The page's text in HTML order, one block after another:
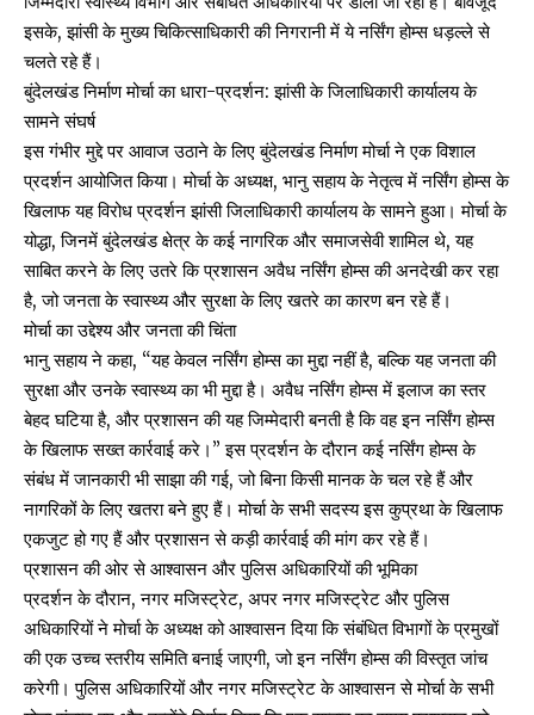
इसके, झांसी के मुख्य चिकित्साधिकारी की निगरानी में ये नर्सिंग होम्स धड़ल्ले से
चलते रहे हैं।
बुंदेलखंड निर्माण मोर्चा का धारा-प्रदर्शन: झांसी के जिलाधिकारी कार्यालय के
सामने संघर्ष
इस गंभीर मुद्दे पर आवाज उठाने के लिए बुंदेलखंड निर्माण मोर्चा ने एक विशाल
प्रदर्शन आयोजित किया। मोर्चा के अध्यक्ष, भानु सहाय के नेतृत्व में नर्सिंग होम्स के
खिलाफ यह विरोध प्रदर्शन झांसी जिलाधिकारी कार्यालय के सामने हुआ। मोर्चा के
योद्धा, जिनमें बुंदेलखंड क्षेत्र के कई नागरिक और समाजसेवी शामिल थे, यह
साबित करने के लिए उतरे कि प्रशासन अवैध नर्सिंग होम्स की अनदेखी कर रहा
है, जो जनता के स्वास्थ्य और सुरक्षा के लिए खतरे का कारण बन रहे हैं।
मोर्चा का उद्देश्य और जनता की चिंता
भानु सहाय ने कहा, “यह केवल नर्सिंग होम्स का मुद्दा नहीं है, बल्कि यह जनता की
सुरक्षा और उनके स्वास्थ्य का भी मुद्दा है। अवैध नर्सिंग होम्स में इलाज का स्तर
बेहद घटिया है, और प्रशासन की यह जिम्मेदारी बनती है कि वह इन नर्सिंग होम्स
के खिलाफ सख्त कार्रवाई करे।” इस प्रदर्शन के दौरान कई नर्सिंग होम्स के
संबंध में जानकारी भी साझा की गई, जो बिना किसी मानक के चल रहे हैं और
नागरिकों के लिए खतरा बने हुए हैं। मोर्चा के सभी सदस्य इस कुप्रथा के खिलाफ
एकजुट हो गए हैं और प्रशासन से कड़ी कार्रवाई की मांग कर रहे हैं।
प्रशासन की ओर से आश्वासन और पुलिस अधिकारियों की भूमिका
प्रदर्शन के दौरान, नगर मजिस्ट्रेट, अपर नगर मजिस्ट्रेट और पुलिस
अधिकारियों ने मोर्चा के अध्यक्ष को आश्वासन दिया कि संबंधित विभागों के प्रमुखों
की एक उच्च स्तरीय समिति बनाई जाएगी, जो इन नर्सिंग होम्स की विस्तृत जांच
करेगी। पुलिस अधिकारियों और नगर मजिस्ट्रेट के आश्वासन से मोर्चा के सभी